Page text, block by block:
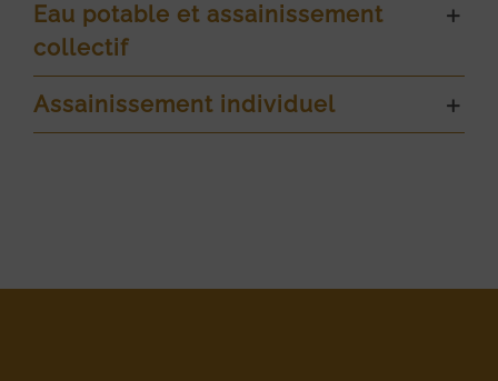
Eau potable et assainissement
collectif
Assainissement individuel